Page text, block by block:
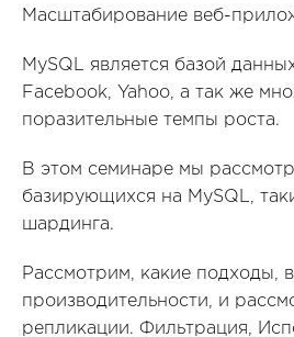
Масштабирование веб-
MySQL является базой
Facebook, Yahoo, а так же
поразительные темпы роста.
В этом семинаре мы
базирующихся на MySQL,
шардинга.
Рассмотрим, какие подходы,
производительности, и
репликации. Фильтрация,